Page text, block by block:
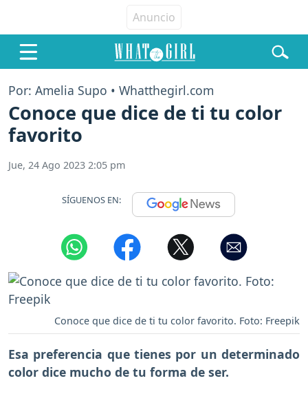
Por: Amelia Supo • Whatthegirl.com
Conoce que dice de ti tu color
favorito
Jue, 24 Ago 2023 2:05 pm
SÍGUENOS EN:
Conoce que dice de ti tu color favorito. Foto: Freepik
Esa preferencia que tienes por un determinado
color dice mucho de tu forma de ser.